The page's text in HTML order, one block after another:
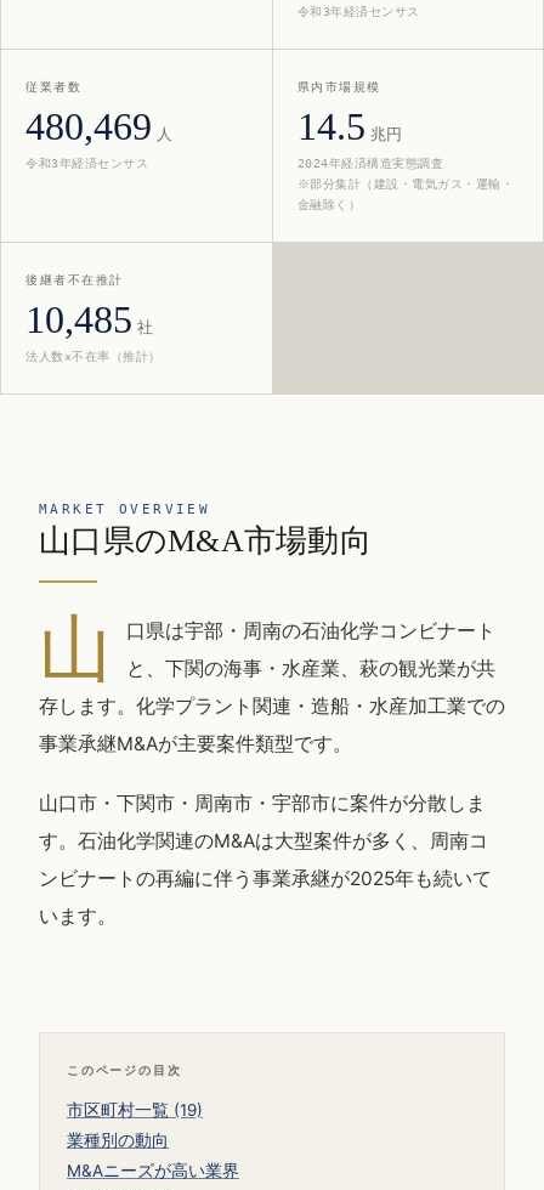
令和3年経済センサス
従業者数
480,469 人
令和3年経済センサス
県内市場規模
14.5 兆円
2024年経済構造実態調査
※部分集計（建設・電気ガス・運輸・
金融除く）
後継者不在推計
10,485 社
法人数×不在率（推計）
MARKET OVERVIEW
山口県のM&A市場動向
山
口県は宇部・周南の石油化学コンビナート
と、下関の海事・水産業、萩の観光業が共
存します。化学プラント関連・造船・水産加工業での
事業承継M&Aが主要案件類型です。
山口市・下関市・周南市・宇部市に案件が分散しま
す。石油化学関連のM&Aは大型案件が多く、周南コ
ンビナートの再編に伴う事業承継が2025年も続いて
います。
このページの目次
市区町村一覧 (19)
業種別の動向
M&Aニーズが高い業界